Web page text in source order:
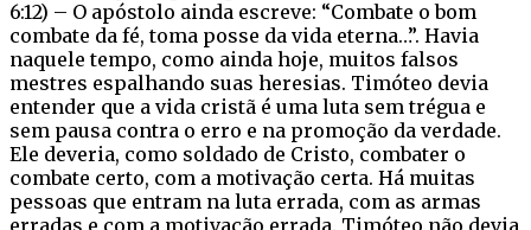
6:12) – O apóstolo ainda escreve: “Combate o bom
combate da fé, toma posse da vida eterna…”. Havia
naquele tempo, como ainda hoje, muitos falsos
mestres espalhando suas heresias. Timóteo devia
entender que a vida cristã é uma luta sem trégua e
sem pausa contra o erro e na promoção da verdade.
Ele deveria, como soldado de Cristo, combater o
combate certo, com a motivação certa. Há muitas
pessoas que entram na luta errada, com as armas
erradas e com a motivação errada. Timóteo não devia